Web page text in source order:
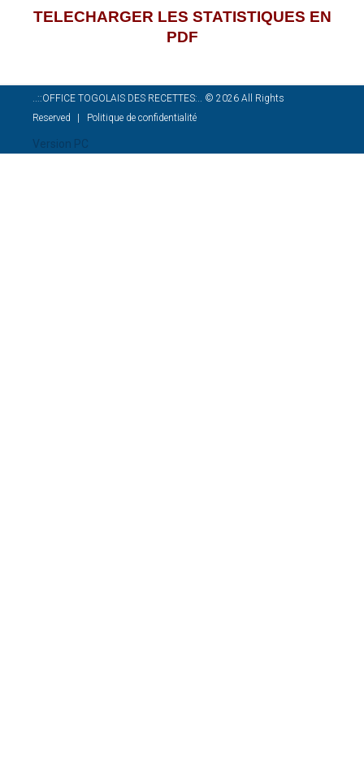
TELECHARGER LES STATISTIQUES EN
PDF
..::OFFICE TOGOLAIS DES RECETTES:.. © 2026 All Rights
Reserved
Politique de confidentialité
Version PC